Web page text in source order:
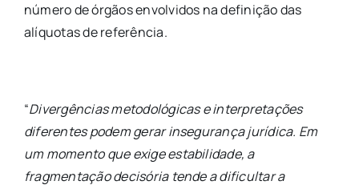
número de órgãos envolvidos na definição das
alíquotas de referência.
“Divergências metodológicas e interpretações
diferentes podem gerar insegurança jurídica. Em
um momento que exige estabilidade, a
fragmentação decisória tende a dificultar a